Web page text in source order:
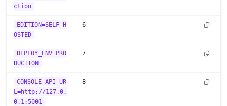
ction
EDITION=SELF_H
OSTED
6
DEPLOY_ENV=PRO
DUCTION
7
CONSOLE_API_UR
L=http://127.0.
0.1:5001
8